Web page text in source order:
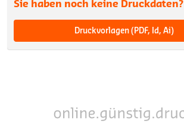
Sie haben noch keine Druckdaten?
Druckvorlagen (PDF, Id, Ai)